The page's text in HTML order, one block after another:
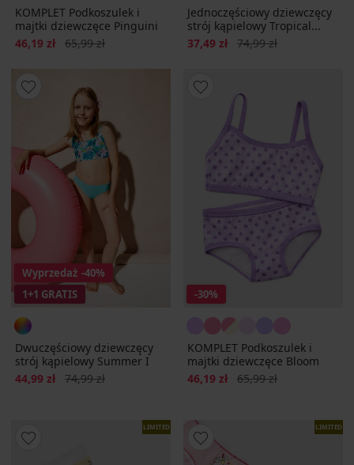
KOMPLET Podkoszulek i
majtki dziewczęce Pinguini
Zniżka
46,19 zł Pierwotna cena
65,99 zł
Jednoczęściowy dziewczęcy
strój kąpielowy Tropical...
Zniżka
37,49 zł Pierwotna cena
74,99 zł
Wyprzedaż -40%
1+1 GRATIS
Dwuczęściowy dziewczęcy
strój kąpielowy Summer I
Zniżka
44,99 zł Pierwotna cena
74,99 zł
-30%
KOMPLET Podkoszulek i
majtki dziewczęce Bloom
Zniżka
46,19 zł Pierwotna cena
65,99 zł
LIMITED LIMITED